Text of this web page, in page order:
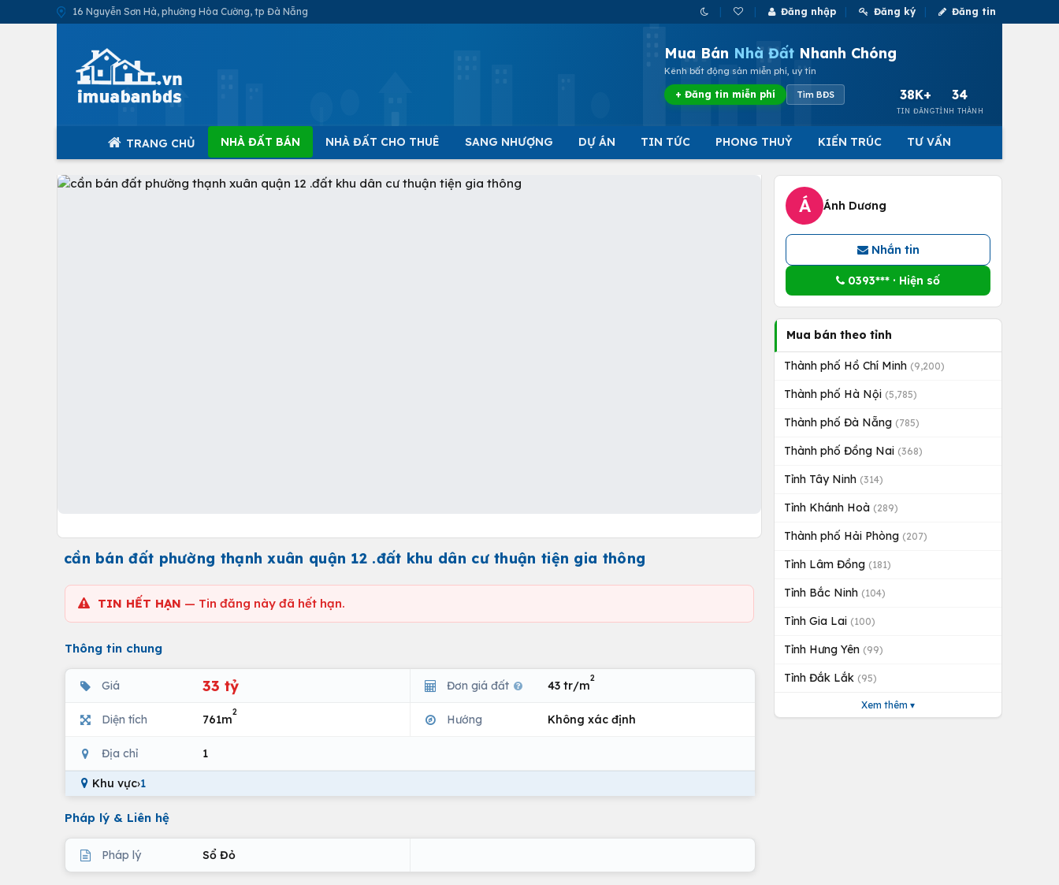
16 Nguyễn Sơn Hà, phường Hòa Cường, tp Đà Nẵng Đăng nhập Đăng ký Đăng tin
Mua Bán Nhà Đất Nhanh Chóng
Kênh bất động sản miễn phí, uy tín
+ Đăng tin miễn phí Tìm BĐS 38K+
TIN ĐĂNG
34
TỈNH THÀNH
TRANG CHỦ NHÀ ĐẤT BÁN NHÀ ĐẤT CHO THUÊ SANG NHƯỢNG DỰ ÁN TIN TỨC PHONG THUỶ KIẾN TRÚC TƯ VẤN
cần bán đất phường thạnh xuân quận 12 .đất khu dân cư thuận tiện gia thông
TIN HẾT HẠN — Tin đăng này đã hết hạn.
Thông tin chung
Giá 33 tỷ Đơn giá đất 43 tr/m
2
Diện tích 761m
2
Hướng Không xác định
Địa chỉ 1
Khu vực›1
Pháp lý & Liên hệ
Pháp lý Sổ Đỏ
Á Ánh Dương
Nhắn tin
0393*** · Hiện số
Mua bán theo tỉnh
Thành phố Hồ Chí Minh (9,200)
Thành phố Hà Nội (5,785)
Thành phố Đà Nẵng (785)
Thành phố Đồng Nai (368)
Tỉnh Tây Ninh (314)
Tỉnh Khánh Hoà (289)
Thành phố Hải Phòng (207)
Tỉnh Lâm Đồng (181)
Tỉnh Bắc Ninh (104)
Tỉnh Gia Lai (100)
Tỉnh Hưng Yên (99)
Tỉnh Đắk Lắk (95)
Xem thêm ▾